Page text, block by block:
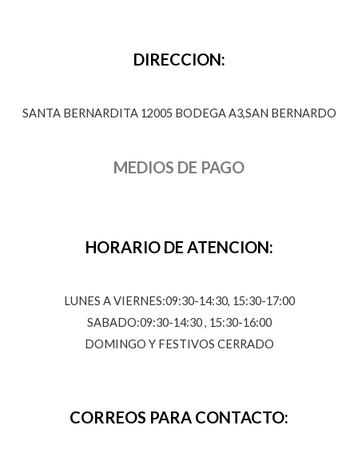
DIRECCION:
SANTA BERNARDITA 12005 BODEGA A3,SAN BERNARDO
MEDIOS DE PAGO
HORARIO DE ATENCION:
LUNES A VIERNES:09:30-14:30, 15:30-17:00
SABADO:09:30-14:30 , 15:30-16:00
DOMINGO Y FESTIVOS CERRADO
CORREOS PARA CONTACTO: